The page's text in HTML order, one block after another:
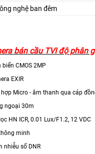
nghệ ban đêm
bán cầu TVI độ phân
biến CMOS 2MP
EXIR
Micro - âm thanh qua cáp
ngoại 30m
HN ICR, 0.01 Lux/F1.2, 12 VDC
minh
nhiễu số DNR